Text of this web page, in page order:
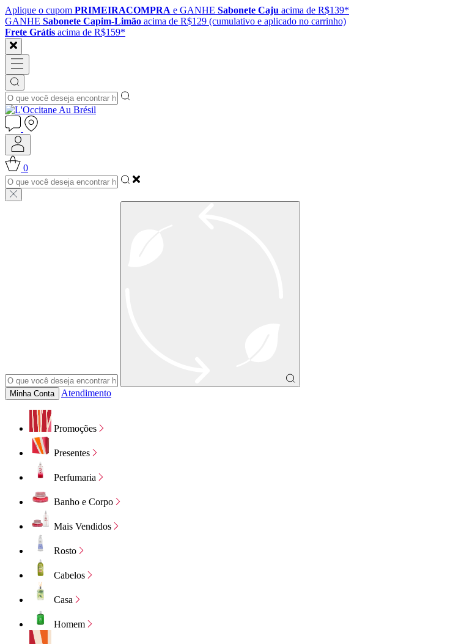
Aplique o cupom PRIMEIRACOMPRA e GANHE Sabonete Caju acima de R$139*
GANHE Sabonete Capim-Limão acima de R$129 (cumulativo e aplicado no carrinho)
Frete Grátis acima de R$159*
0
Minha Conta Atendimento
Promoções
Presentes
Perfumaria
Banho e Corpo
Mais Vendidos
Rosto
Cabelos
Casa
Homem